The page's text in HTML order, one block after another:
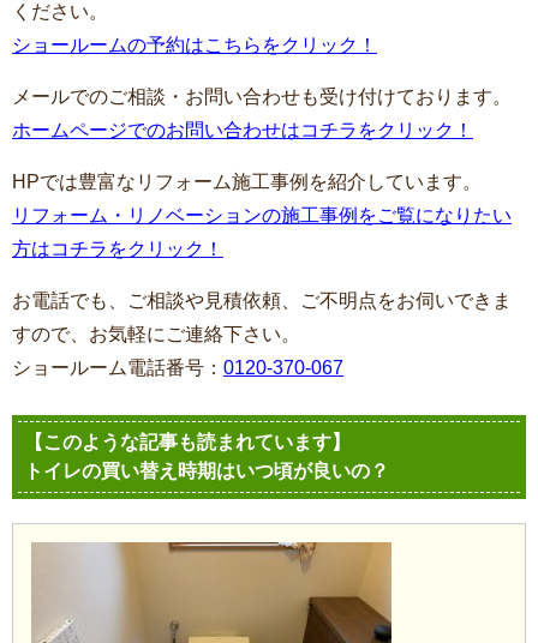
ください。
ショールームの予約はこちらをクリック！
メールでのご相談・お問い合わせも受け付けております。
ホームページでのお問い合わせはコチラをクリック！
HPでは豊富なリフォーム施工事例を紹介しています。
リフォーム・リノベーションの施工事例をご覧になりたい
方はコチラをクリック！
お電話でも、ご相談や見積依頼、ご不明点をお伺いできま
すので、お気軽にご連絡下さい。
ショールーム電話番号： 0120-370-067
【このような記事も読まれています】
トイレの買い替え時期はいつ頃が良いの？